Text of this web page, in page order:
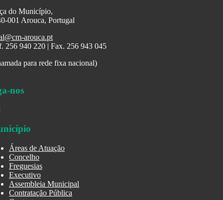
do Município,
001 Arouca, Portugal
arouca.pt
256 940 220 | Fax. 256 943 045
para rede fixa nacional)
nos
Áreas de Atuação
Concelho
Freguesias
Executivo
Assembleia Municipal
Contratação Pública